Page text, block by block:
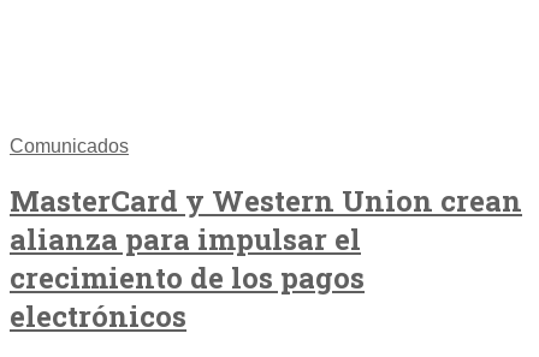
Comunicados
MasterCard y Western Union crean
alianza para impulsar el
crecimiento de los pagos
electrónicos